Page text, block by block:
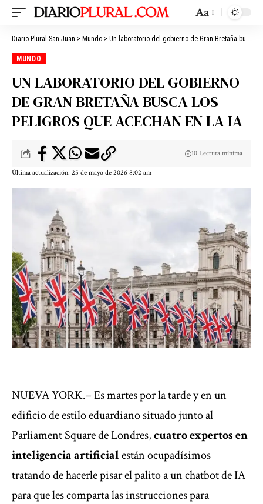
Aa
Diario Plural San Juan > Mundo > Un laboratorio del gobierno de Gran Bretaña busca los peligros que acechan en la IA
MUNDO
UN LABORATORIO DEL GOBIERNO
DE GRAN BRETAÑA BUSCA LOS
PELIGROS QUE ACECHAN EN LA IA
Última actualización: 25 de mayo de 2026 8:02 am
10 Lectura mínima
NUEVA YORK.– Es martes por la tarde y en un
edificio de estilo eduardiano situado junto al
Parliament Square de Londres,cuatro expertos en
inteligencia artificialestán ocupadísimos
tratando de hacerle pisar el palito a un chatbot de IA
para que les comparta las instrucciones para